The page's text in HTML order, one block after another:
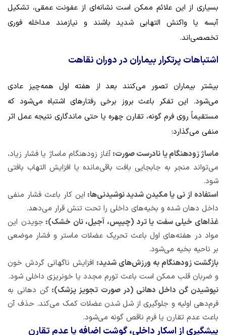
بسیاری از این علائم ممکن است نشانه‌ای از عفونت عمقی، تشکیل
آبسه یا واکنش التهابی شدید باشند و نیازمند مداخله فوری
تخصصی‌اند.
اشتباهات پرتکرار بیماران در دوران نقاهت
بیشتر بیماران تصور می‌کنند بعد از هفته اول همه‌چیز عادی
می‌شود. این تفکر باعث بروز برخی رفتارهای اشتباه می‌شود که
مستقیماً روی فرم گونه، تقارن چهره یا حتی ماندگاری نتیجه عمل اثر
منفی می‌گذارد:
ماساژ زودهنگام یا نادرست صورت:آغاز زودهنگام ماساژ یا فشار زیاد،
می‌تواند منجر به جابجایی بافت باقی‌مانده یا افزایش التهاب بافتی
شود.
استفاده از نی یا مکیدن شدید نوشیدنی‌ها: این کار باعث فشار منفی
داخل دهان شده و بخیه‌های داخلی را تحت تنش قرار می‌دهد.
غذاهای خیلی سفت یا ترد (چیپس، آجیل، نان خشک): جویدن این
مواد در هفته‌های اول باعث تحریک عضلات ماستر و فشار موضعی
بر ناحیه بخیه می‌شود.
بازگشت زودهنگام به ورزش‌های شدید: افزایش ناگهانی گردش خون
و ضربان قلب ممکن است باعث تورم مجدد یا خونریزی داخلی شود.
نپوشیدن گن داخل دهانی (در صورت تجویز پزشک): گن دهانی به
فرم‌دهی اولیه و جلوگیری از شل شدن عضلات کمک می‌کند. حذف آن
باعث عدم تقارن یا فرم ناقص گونه می‌شود.
پیشگیری از اسکار داخلی، گوشت اضافه یا عدم تقارن